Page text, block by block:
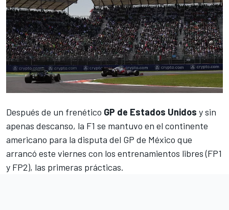
Después de un frenético GP de Estados Unidos y sin
apenas descanso, la F1 se mantuvo en el continente
americano para la disputa del GP de México que
arrancó este viernes con los entrenamientos libres (FP1
y FP2), las primeras prácticas.